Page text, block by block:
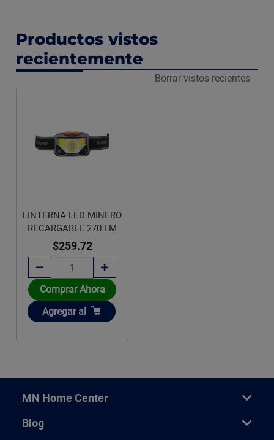
Productos vistos
recientemente
Borrar vistos recientes
LINTERNA LED MINERO
RECARGABLE 270 LM
$259.72
Comprar Ahora
Añadir
Agregar al
MN Home Center
Blog